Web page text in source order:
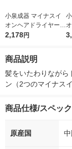
小泉成器 マイナスイ
オンヘアドライヤー K
HD9630W 1台
2,178円
商品説明
髪をいたわりながら
ン（2つのマイナス
商品仕様/スペック
原産国 中